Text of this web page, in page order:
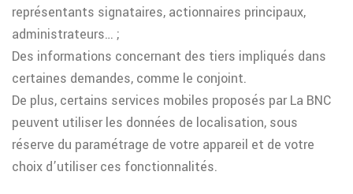
représentants signataires, actionnaires principaux,
administrateurs… ;
Des informations concernant des tiers impliqués dans
certaines demandes, comme le conjoint.
De plus, certains services mobiles proposés par La BNC
peuvent utiliser les données de localisation, sous
réserve du paramétrage de votre appareil et de votre
choix d’utiliser ces fonctionnalités.